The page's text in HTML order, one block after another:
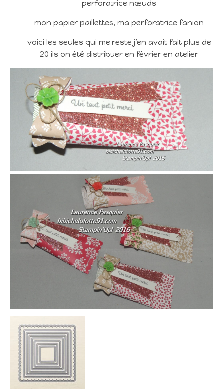
perforatrice nœuds
mon papier paillettes, ma perforatrice fanion
voici les seules qui me reste j’en avait fait plus de
20 ils on été distribuer en février en atelier